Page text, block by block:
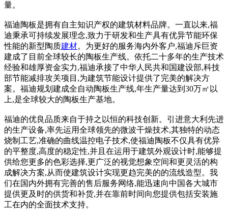
量。
福迪陶板是拥有自主知识产权的建筑材料品牌。一直以来,福
迪秉承可持续发展理念,致力于研发和生产具有优异节能环保
性能的新型陶质建材。为更好的服务海内外客户,福迪斥巨资
建成了目前全球较长的陶板生产线。依托二十多年的生产技术
经验和雄厚资金实力,福迪承接了中华人民共和国建设部,科技
部节能减排攻关项目,为建筑节能设计提供了完美的解决方
案。福迪规划建成全自动陶板生产线,年生产量达到30万㎡以
上,是全球较大的陶板生产基地。
福迪的优良品质来自于持之以恒的科技创新。引进意大利先进
的生产设备,率先运用全球领先的微波干燥技术,其独特的动态
烧制工艺,准确的曲线温控电子技术,使福迪陶板不仅具有优异
的平整度,高度的稳定性,并且在运用于建筑外观设计时,能够提
供给您更多的色彩选择,更广泛的视觉想象空间和更灵活的构
成解决方案,从而使建筑设计实现更趋完美的的流线造型。我
们在国内外拥有完善的售后服务网络,能迅速向中国各大城市
提供更及时的供货和补货,并在靠前时间向您提供包括安装施
工在内的全面技术支持。